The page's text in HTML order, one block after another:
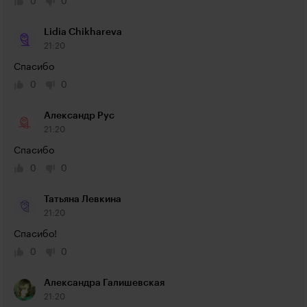
Lidia Chikhareva
21:20
Спасибо
0
0
Александр Рус
21:20
Спасибо
0
0
Татьяна Левкина
21:20
Спасибо!
0
0
Александра Галишевская
21:20